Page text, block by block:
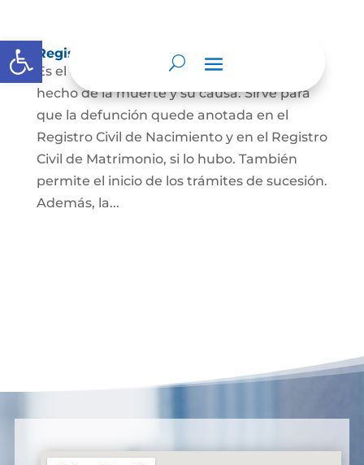
Abrir barra de herramientas
Registro Civil de Defunción
Es el documento público que prueba el
hecho de la muerte y su causa. Sirve para
que la defunción quede anotada en el
Registro Civil de Nacimiento y en el Registro
Civil de Matrimonio, si lo hubo. También
permite el inicio de los trámites de sucesión.
Además, la...